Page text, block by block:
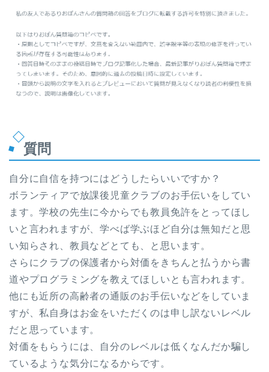
質問
自分に自信を持つにはどうしたらいいですか？
ボランティアで放課後児童クラブのお手伝いをしてい
ます。学校の先生に今からでも教員免許をとってほし
いと言われますが、学べば学ぶほど自分は無知だと思
い知らされ、教員などとても、と思います。
さらにクラブの保護者から対価をきちんと払うから書
道やプログラミングを教えてほしいとも言われます。
他にも近所の高齢者の通販のお手伝いなどをしていま
すが、私自身はお金をいただくのは申し訳ないレベル
だと思っています。
対価をもらうには、自分のレベルは低くなんだか騙し
ているような気分になるからです。